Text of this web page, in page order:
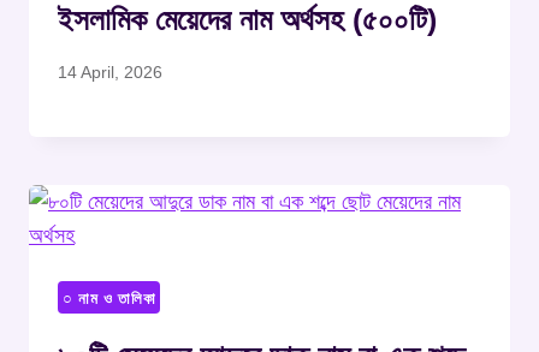
ইসলামিক মেয়েদের নাম অর্থসহ (৫০০টি)
14 April, 2026
○ নাম ও তালিকা